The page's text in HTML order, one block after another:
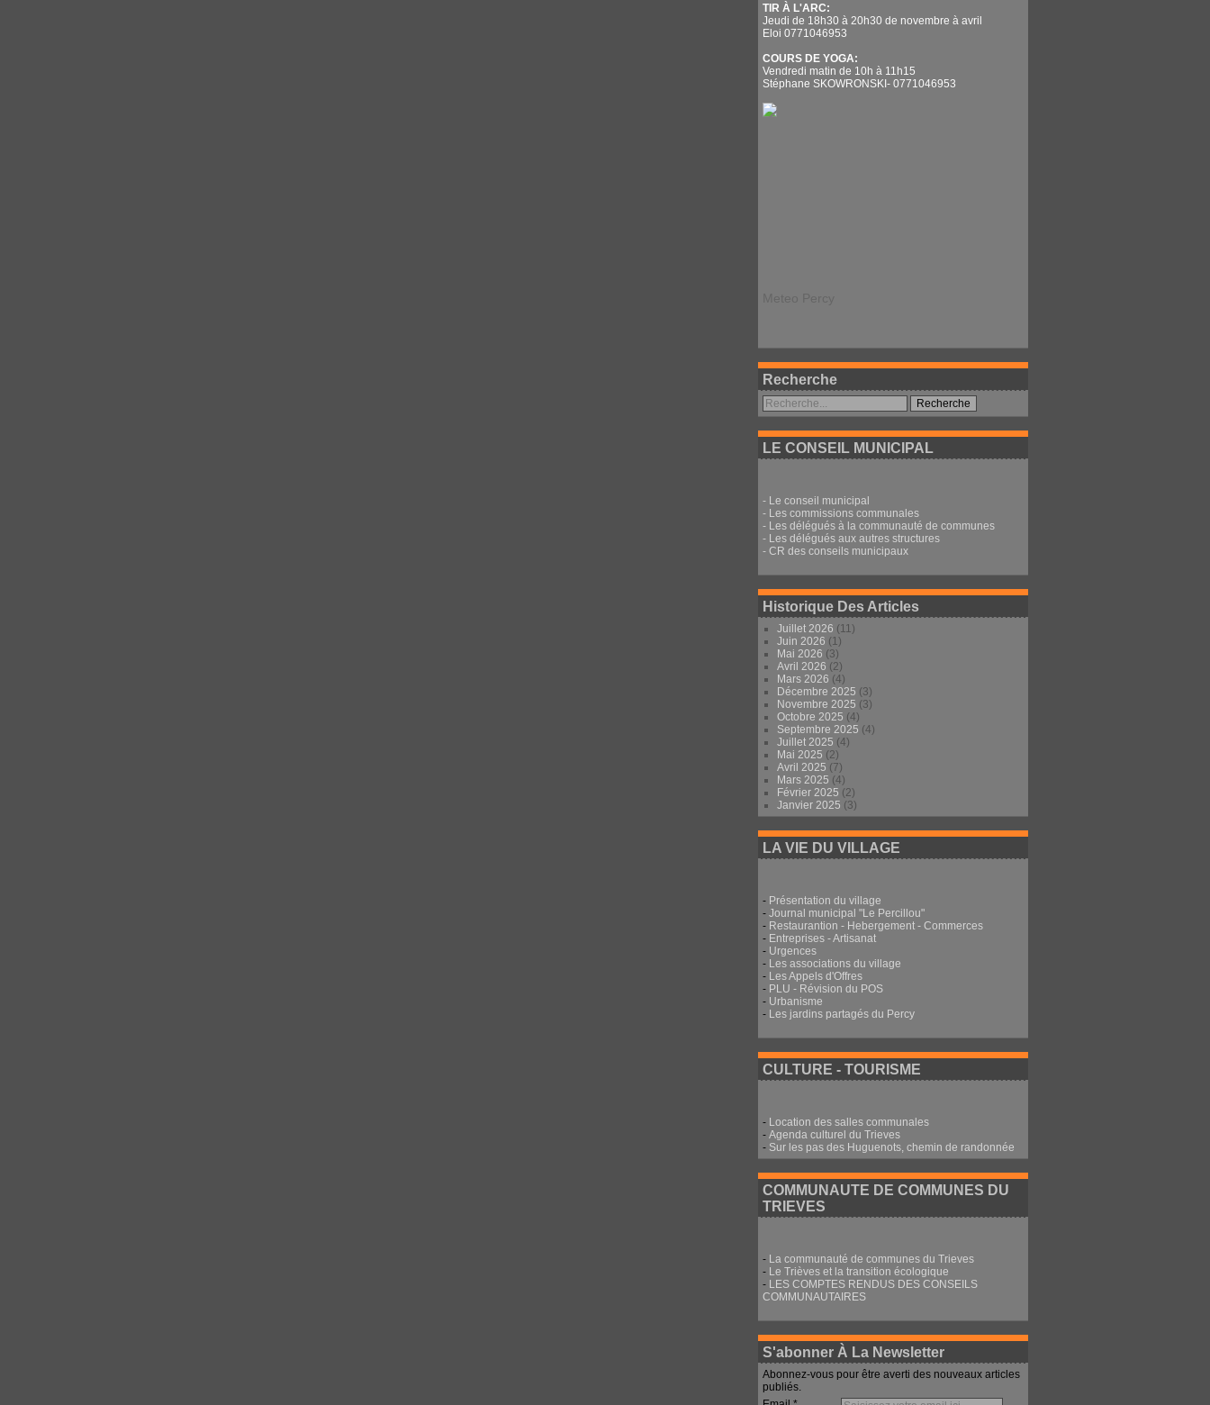
TIR À L'ARC:
Jeudi de 18h30 à 20h30 de novembre à avril
Eloi 0771046953
COURS DE YOGA:
Vendredi matin de 10h à 11h15
Stéphane SKOWRONSKI- 0771046953
Recherche
LE CONSEIL MUNICIPAL
- Le conseil municipal
- Les commissions communales
- Les délégués à la communauté de communes
- Les délégués aux autres structures
- CR des conseils municipaux
Historique Des Articles
Juillet 2026 (11)
Juin 2026 (1)
Mai 2026 (3)
Avril 2026 (2)
Mars 2026 (4)
Décembre 2025 (3)
Novembre 2025 (3)
Octobre 2025 (4)
Septembre 2025 (4)
Juillet 2025 (4)
Mai 2025 (2)
Avril 2025 (7)
Mars 2025 (4)
Février 2025 (2)
Janvier 2025 (3)
LA VIE DU VILLAGE
- Présentation du village
- Journal municipal "Le Percillou"
- Restaurantion - Hebergement - Commerces
- Entreprises - Artisanat
- Urgences
- Les associations du village
- Les Appels d'Offres
- PLU - Révision du POS
- Urbanisme
- Les jardins partagés du Percy
CULTURE - TOURISME
- Location des salles communales
- Agenda culturel du Trieves
- Sur les pas des Huguenots, chemin de randonnée
COMMUNAUTE DE COMMUNES DU
TRIEVES
- La communauté de communes du Trieves
- Le Trièves et la transition écologique
- LES COMPTES RENDUS DES CONSEILS
COMMUNAUTAIRES
S'abonner À La Newsletter
Abonnez-vous pour être averti des nouveaux articles
publiés.